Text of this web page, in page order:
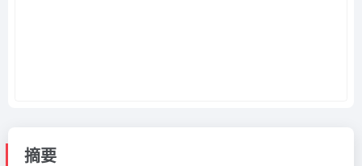
摘要